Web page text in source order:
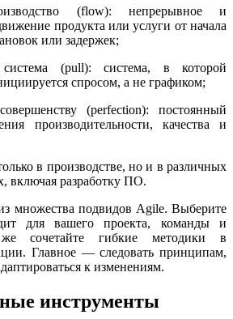
(flow): непрерывное и
продукта или услуги от начала
или задержек;
система (pull): система, в которой
спросом, а не графиком;
(perfection): постоянный
производительности, качества и
в производстве, но и в различных
включая разработку ПО.
множества подвидов Agile. Выберите
для вашего проекта, команды и
сочетайте гибкие методики в
Главное — следовать принципам,
к изменениям.
инструменты